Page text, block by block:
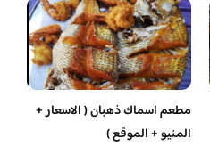
مطعم اسماك ذهبان ( الاسعار +
المنيو + الموقع )